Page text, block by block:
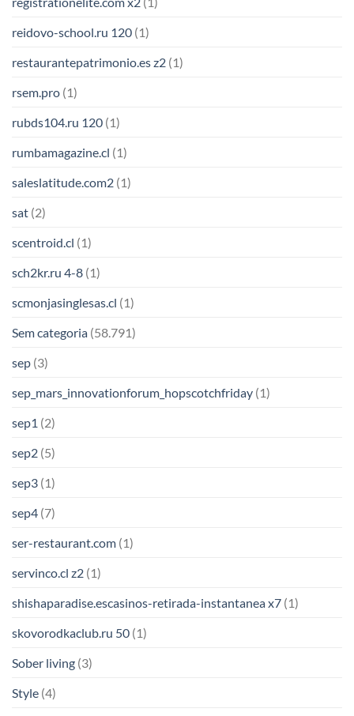
reidovo-school.ru 120 (1)
restaurantepatrimonio.es z2 (1)
rsem.pro (1)
rubds104.ru 120 (1)
rumbamagazine.cl (1)
saleslatitude.com2 (1)
sat (2)
scentroid.cl (1)
sch2kr.ru 4-8 (1)
scmonjasinglesas.cl (1)
Sem categoria (58.791)
sep (3)
sep_mars_innovationforum_hopscotchfriday (1)
sep1 (2)
sep2 (5)
sep3 (1)
sep4 (7)
ser-restaurant.com (1)
servinco.cl z2 (1)
shishaparadise.escasinos-retirada-instantanea x7 (1)
skovorodkaclub.ru 50 (1)
Sober living (3)
Style (4)